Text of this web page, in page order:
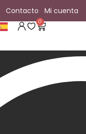
Contacto Mi cuenta
0